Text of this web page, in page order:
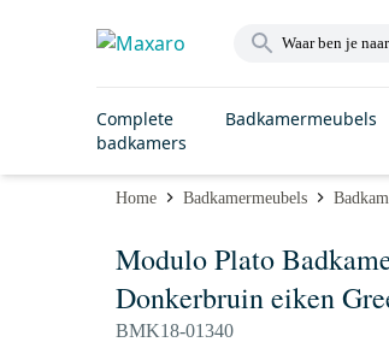
Complete
badkamers
Badkamermeubels
Home Badkamermeubels
Modulo Plato
Donkerbruin eiken
BMK18-01340